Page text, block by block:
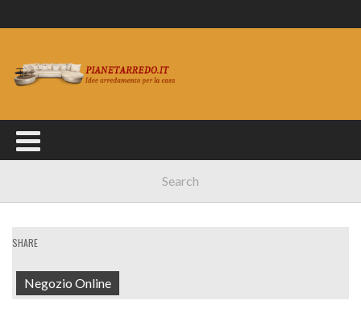
SHARE
Negozio Online